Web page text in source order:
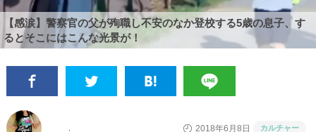
【感涙】警察官の父が殉職し不安のなか登校する5歳の息子、す
るとそこにはこんな光景が！
2018年6月8日 カルチャー